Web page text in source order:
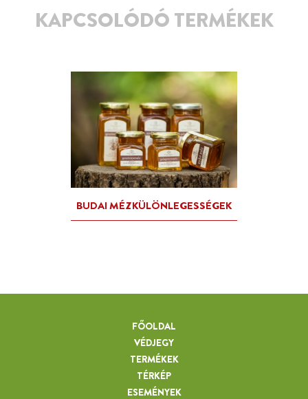
KAPCSOLÓDÓ TERMÉKEK
FŐOLDAL
VÉDJEGY
TERMÉKEK
TÉRKÉP
ESEMÉNYEK